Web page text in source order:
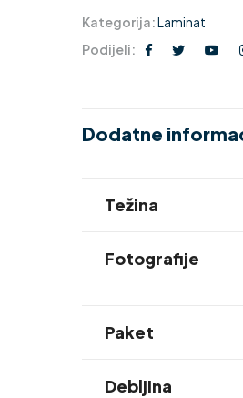
Kategorija:Laminat
Podijeli:
Dodatne
Težina
Fotografije
Paket
Debljina